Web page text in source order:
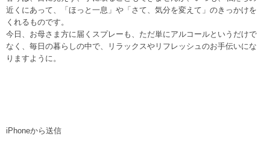
近くにあって、「ほっと一息」や「さて、気分を変えて」のきっかけを
くれるものです。
今日、お母さま方に届くスプレーも、ただ単にアルコールというだけで
なく、毎日の暮らしの中で、リラックスやリフレッシュのお手伝いにな
りますように。
iPhoneから送信